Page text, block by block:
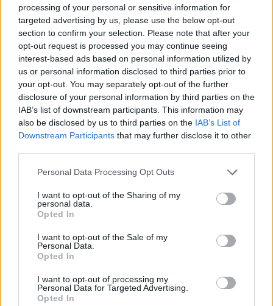
processing of your personal or sensitive information for
targeted advertising by us, please use the below opt-out
section to confirm your selection. Please note that after your
opt-out request is processed you may continue seeing
interest-based ads based on personal information utilized by
us or personal information disclosed to third parties prior to
your opt-out. You may separately opt-out of the further
disclosure of your personal information by third parties on the
IAB’s list of downstream participants. This information may
also be disclosed by us to third parties on the IAB’s List of
Downstream Participants that may further disclose it to other
Personal Data Processing Opt Outs
I want to opt-out of the Sharing of my
personal data.
Opted In
I want to opt-out of the Sale of my
Personal Data.
Opted In
I want to opt-out of processing my
Personal Data for Targeted Advertising.
Opted In
UUTISET
F/A-18 Hornet jyrähtää ylilennolle
Jyväskylässä – katuja suljetaan
4
UUTISET
Moottoripyöräilijä pakeni poliisia
– tutkaan hurja ylinopeus